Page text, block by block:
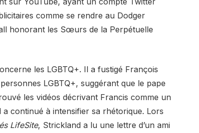
comme se rendre au Dodger
honorant les Sœurs de la Perpétuelle
les LGBTQ+. Il a fustigé François
LGBTQ+, suggérant que le pape
les vidéos décrivant Francis comme un
continué à intensifier sa rhétorique. Lors
LifeSite, Strickland a lu une lettre d’un ami